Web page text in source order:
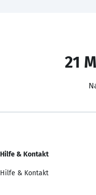
21
Hilfe & Kontakt
Hilfe & Kontakt